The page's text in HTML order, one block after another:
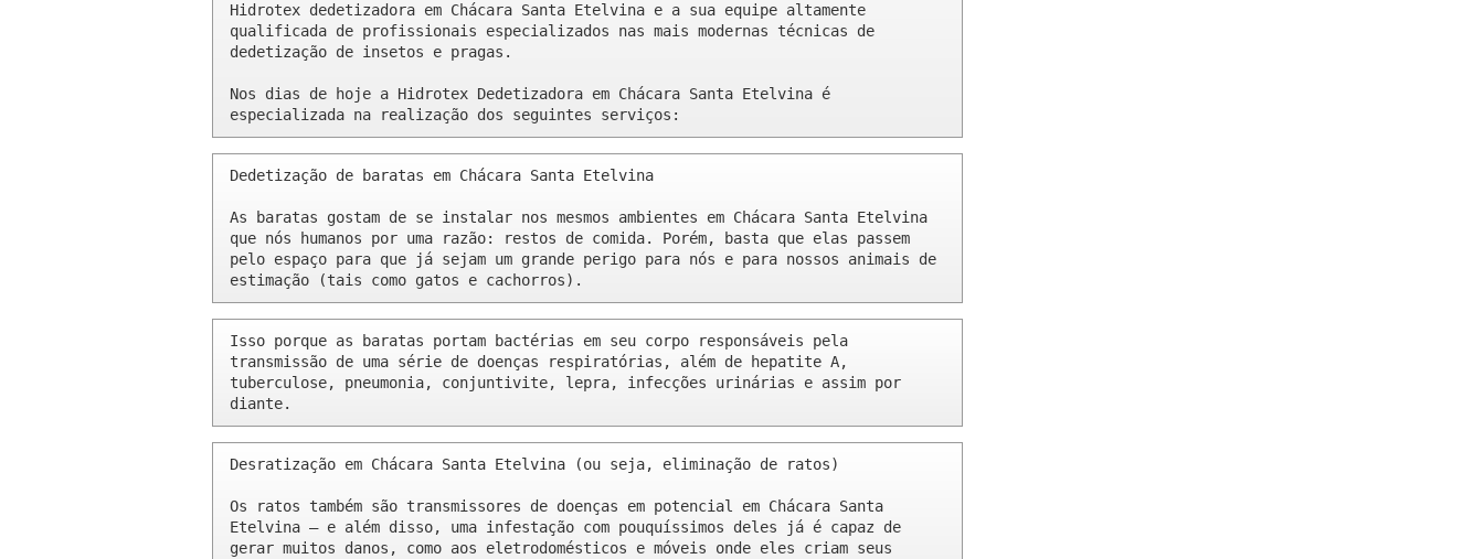
Hidrotex dedetizadora em Chácara Santa Etelvina e a sua equipe altamente
qualificada de profissionais especializados nas mais modernas técnicas de
dedetização de insetos e pragas.
Nos dias de hoje a Hidrotex Dedetizadora em Chácara Santa Etelvina é
especializada na realização dos seguintes serviços:
Dedetização de baratas em Chácara Santa Etelvina
As baratas gostam de se instalar nos mesmos ambientes em Chácara Santa Etelvina
que nós humanos por uma razão: restos de comida. Porém, basta que elas passem
pelo espaço para que já sejam um grande perigo para nós e para nossos animais de
estimação (tais como gatos e cachorros).
Isso porque as baratas portam bactérias em seu corpo responsáveis pela
transmissão de uma série de doenças respiratórias, além de hepatite A,
tuberculose, pneumonia, conjuntivite, lepra, infecções urinárias e assim por
diante.
Desratização em Chácara Santa Etelvina (ou seja, eliminação de ratos)
Os ratos também são transmissores de doenças em potencial em Chácara Santa
Etelvina – e além disso, uma infestação com pouquíssimos deles já é capaz de
gerar muitos danos, como aos eletrodomésticos e móveis onde eles criam seus